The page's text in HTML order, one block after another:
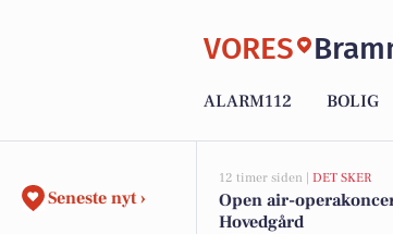
VORES
ALARM112 BOLIG
Seneste nyt ›
12 timer siden | DET SKER
Open air-
Hovedgård